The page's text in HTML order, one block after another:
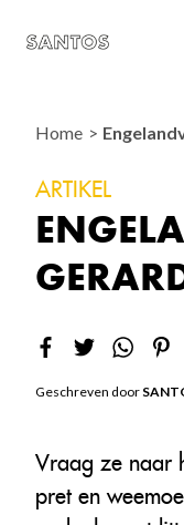
Home
ARTIKEL
Geschreven door
Vraag ze naar
pret en